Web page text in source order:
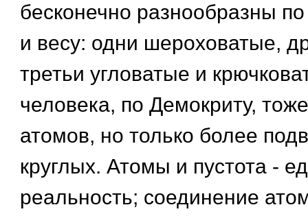
бесконечно разнообразны
и весу: одни шероховатые,
третьи угловатые и
человека, по Демокриту,
атомов, но только более
круглых. Атомы и пустота -
реальность; соединение